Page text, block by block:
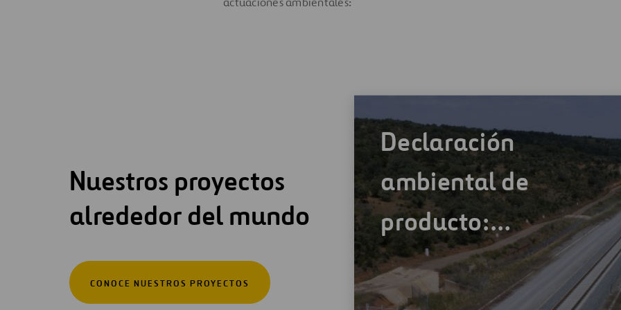
Nuestros proyectos
alrededor del mundo
CONOCE NUESTROS PROYECTOS
Declaración
ambiental de
producto:…